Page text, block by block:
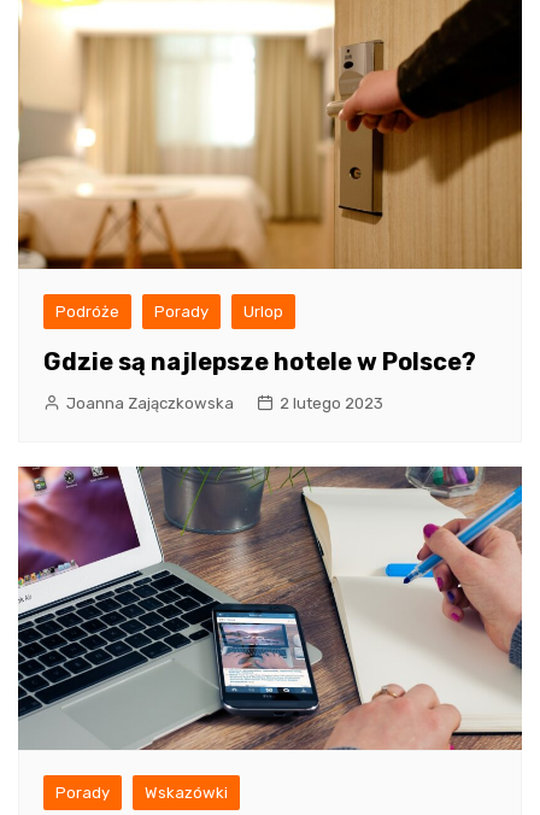
Podróże Porady Urlop
Gdzie są najlepsze hotele w Polsce?
Joanna Zajączkowska 2 lutego 2023
Porady Wskazówki